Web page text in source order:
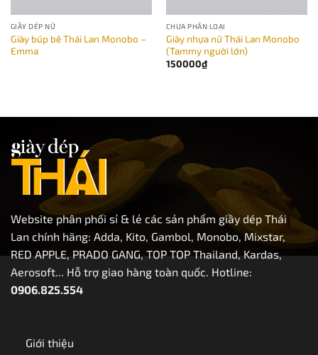
GIẦY DÉP NỮ
Giày búp bê Thái Lan Monobo –
Emma
CHƯA PHÂN LOẠI
Giày nhựa nữ Thái Lan Monobo
(Tammy người lớn)
150000₫
Website phân phối sỉ & lẻ các sản phẩm giầy dép Thái
Lan chính hãng: Adda, Kito, Gambol, Monobo, Mixstar,
RED APPLE, PRADO GANG, TOP TOP Thailand, Kardas,
Aerosoft... Hỗ trợ giao hàng toàn quốc. Hotline:
0906.825.554
Giới thiệu